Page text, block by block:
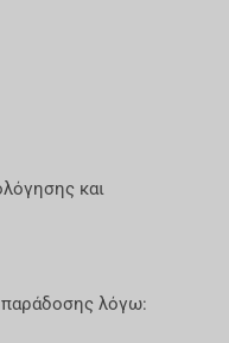
και
παράδοσης λόγω: